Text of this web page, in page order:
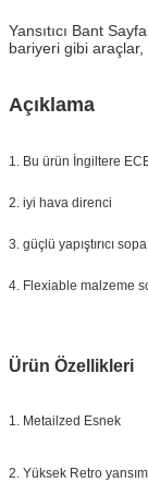
Yansıtıcı Bant
bariyeri gibi araçlar,
Açıklama
1. Bu ürün İngiltere
2. iyi hava direnci
3. güçlü yapıştırıcı
4. Flexiable malzeme
Ürün Özellikleri
1. Metailzed Esnek
2. Yüksek Retro